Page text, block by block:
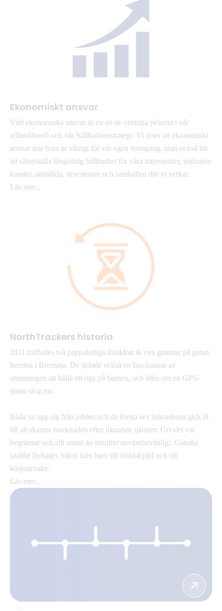
Ekonomiskt ansvar
Vårt ekonomiska ansvar är en av de centrala pelarna i vår
affärsfilosofi och vår hållbarhetsstrategi. Vi inser att ekonomiskt
ansvar inte bara är viktigt för vår egen framgång, utan också för
att säkerställa långsiktig hållbarhet för våra intressenter, inklusive
kunder, anställda, investerare och samhällen där vi verkar.
Läs mer...
NorthTrackers historia
2011 träffades två pappalediga föräldrar & nya grannar på gatan
hemma i Bromma. De delade också en fascination av
utmaningen att hålla ett öga på barnen, och idén om en GPS-
tjänst slog rot.
Båda sa upp sig från jobbet och de första sex månaderna gick åt
till att skanna marknaden efter liknande tjänster. Urvalet var
begränsat och allt annat än intuitivt användarvänligt. Ganska
snabbt flyttades fokus från barn till stöldskydd och till
körjournaler.
Läs mer...